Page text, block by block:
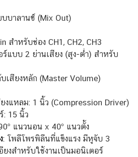
บาลานซ์ (Mix Out)
สำหรับช่อง CH1, CH2, CH3
ร์แบบ 2 ย่านเสียง (สูง-ต่ำ) สำหรับ
เสียงหลัก (Master Volume)
ยงแหลม: 1 นิ้ว (Compression Driver)
: 15 นิ้ว
แนวนอน x 40° แนวตั้ง
: โพลีโพรพิลีนที่แข็งแรง มีหูจับ 3
ยงสำหรับใช้งานเป็นมอนิเตอร์